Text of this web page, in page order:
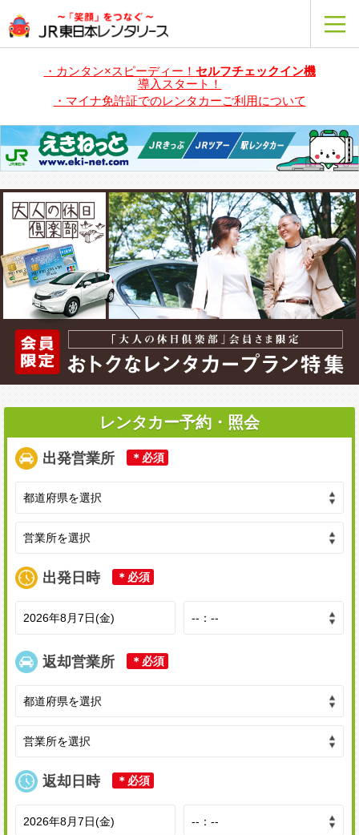
・カンタン×スピーディー！ セルフチェックイン機
導入スタート！
・マイナ免許証でのレンタカーご利用について
レンタカー予約・照会
出発営業所 ＊必須
出発日時 ＊必須
返却営業所 ＊必須
返却日時 ＊必須